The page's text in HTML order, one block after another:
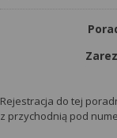
Rejestracja do tej
z przychodnią pod